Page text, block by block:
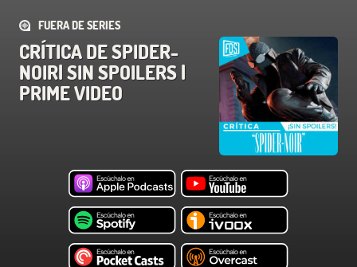
FUERA DE SERIES
CRÍTICA DE SPIDER-
NOIR| SIN SPOILERS |
PRIME VIDEO